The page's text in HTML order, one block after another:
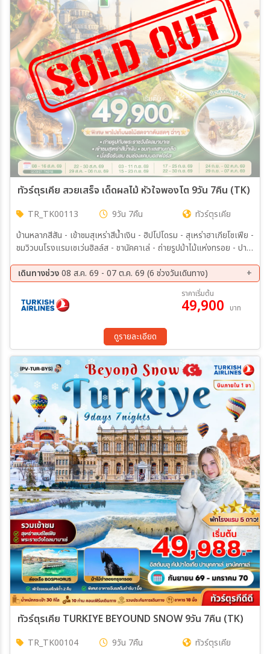
ทัวร์ตุรเคีย สวยเสร็จ เด็ดผลไม้ หัวใจพองโต 9วัน 7คืน (TK)
TR_TK00113 9วัน 7คืน
ทัวร์ตุรเคีย
บ้านหลากสีสัน - เข้าชมสุเหร่าสีน้ำเงิน - ฮิปโปโดรม - สุเหร่าฮาเกียโซเฟีย -
ชมวิวบนโรงแรมเซเว่นฮิลล์ส - ชานัคคาเล่ - ถ่ายรูปม้าไม้แห่งทรอย - ปามุ
คอนยา - คาราวานสไร - คัปปาโดเกีย- นครใต้ดิน- หุบเขาเกอเรเม - หุบเขา
นกพิราบ - ปราสาทหินยูชิซาร์ - อังการ่า - ทะเลสาบเกลือ - โบลู - อุทยาน
ธรรมชาติโกลจุก - อิสตันบูล –ล่องเรือเฟอร์รี่ช่องแคบบอสฟอรัส -
หอคอยกาลาตา - ตลาดสไปซ์ มาร์เก็ต - ทักซิม สแควร์
เดินทางช่วง08 ส.ค. 69 - 07 ต.ค. 69 (6 ช่วงวันเดินทาง)
15 ก.ย. 69 - 23 ก.ย. 69
17 ก.ย. 69 - 25 ก.ย. 69
22 ก.ย. 69 - 30 ก.ย. 69
24 ก.ย. 69 - 02 ต.ค. 69
29 ก.ย. 69 - 07 ต.ค. 69
ราคาเริ่มต้น
49,900 บาท
ดูรายละเอียด
ทัวร์ตุรเคีย TURKIYE BEYOUND SNOW 9วัน 7คืน (TK)
TR_TK00104 9วัน 7คืน
ทัวร์ตุรเคีย